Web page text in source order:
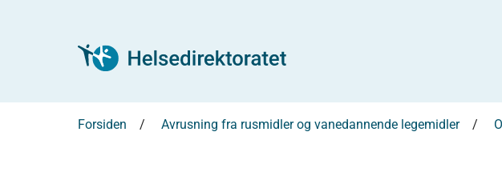
Forsiden Avrusning fra rusmidler og vanedannende legemidler